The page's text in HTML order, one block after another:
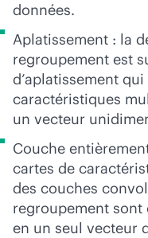
données.
Aplatissement : la
regroupement est
d’aplatissement
caractéristiques
un vecteur
Couche
cartes de
des couches
regroupement sont
en un seul vecteur